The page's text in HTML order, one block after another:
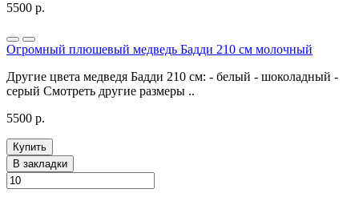
5500 р.
Огромный плюшевый медведь Бадди 210 см молочный
Другие цвета медведя Бадди 210 см: - белый - шоколадный -
серый Смотреть другие размеры ..
5500 р.
Купить
В закладки